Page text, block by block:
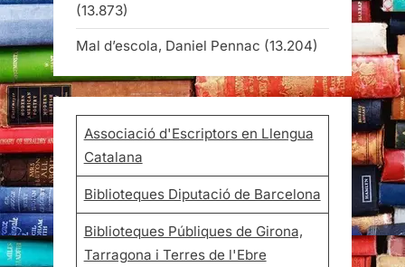
(13.873)
Mal d’escola, Daniel Pennac (13.204)
Associació d'Escriptors en Llengua
Catalana
Biblioteques Diputació de Barcelona
Biblioteques Públiques de Girona,
Tarragona i Terres de l'Ebre